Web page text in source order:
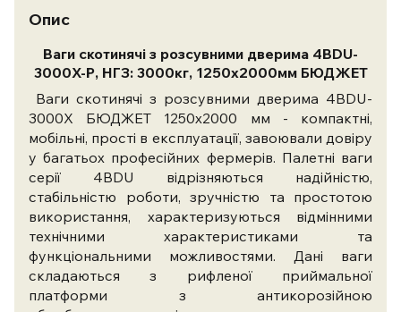
Опис
Ваги скотинячі з розсувними дверима 4BDU-
3000X-Р, НГЗ: 3000кг, 1250х2000мм БЮДЖЕТ
Ваги скотинячі з розсувними дверима 4BDU-
3000X БЮДЖЕТ 1250х2000 мм - компактні,
мобільні, прості в експлуатації, завоювали довіру
у багатьох професійних фермерів. Палетні ваги
серії 4BDU відрізняються надійністю,
стабільністю роботи, зручністю та простотою
використання, характеризуються відмінними
технічними характеристиками та
функціональними можливостями. Дані ваги
складаються з рифленої приймальної
платформи з антикорозійною